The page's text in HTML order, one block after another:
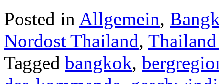
Posted in Allgemein,
Nordost Thailand,
Tagged bangkok,